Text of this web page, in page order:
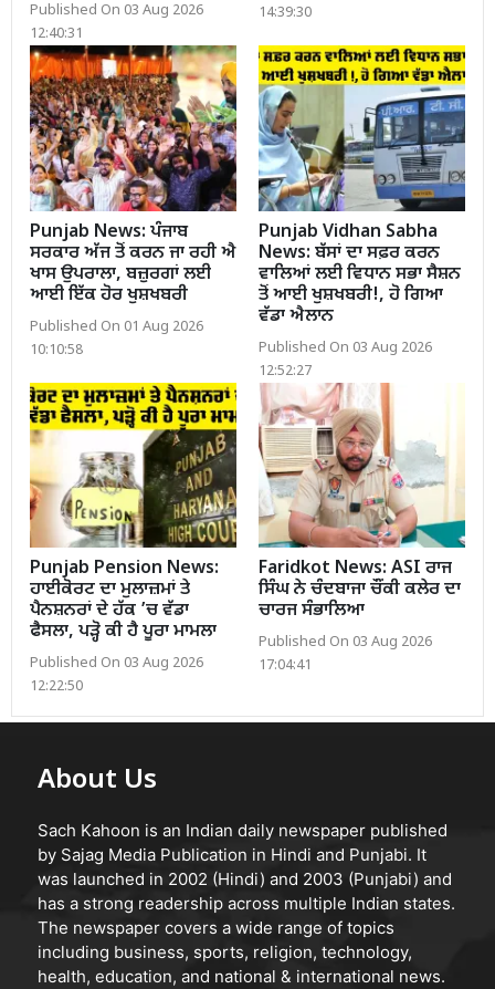
Published On 03 Aug 2026
12:40:31
14:39:30
Punjab News: ਪੰਜਾਬ
ਸਰਕਾਰ ਅੱਜ ਤੋਂ ਕਰਨ ਜਾ ਰਹੀ ਐ
ਖਾਸ ਉਪਰਾਲਾ, ਬਜ਼ੁਰਗਾਂ ਲਈ
ਆਈ ਇੱਕ ਹੋਰ ਖੁਸ਼ਖਬਰੀ
Published On 01 Aug 2026
10:10:58
Punjab Vidhan Sabha
News: ਬੱਸਾਂ ਦਾ ਸਫ਼ਰ ਕਰਨ
ਵਾਲਿਆਂ ਲਈ ਵਿਧਾਨ ਸਭਾ ਸੈਸ਼ਨ
ਤੋਂ ਆਈ ਖੁਸ਼ਖਬਰੀ!, ਹੋ ਗਿਆ
ਵੱਡਾ ਐਲਾਨ
Published On 03 Aug 2026
12:52:27
Punjab Pension News:
ਹਾਈਕੋਰਟ ਦਾ ਮੁਲਾਜ਼ਮਾਂ ਤੇ
ਪੈਨਸ਼ਨਰਾਂ ਦੇ ਹੱਕ ’ਚ ਵੱਡਾ
ਫੈਸਲਾ, ਪੜ੍ਹੋ ਕੀ ਹੈ ਪੂਰਾ ਮਾਮਲਾ
Published On 03 Aug 2026
12:22:50
Faridkot News: ASI ਰਾਜ
ਸਿੰਘ ਨੇ ਚੰਦਬਾਜਾ ਚੌਂਕੀ ਕਲੇਰ ਦਾ
ਚਾਰਜ ਸੰਭਾਲਿਆ
Published On 03 Aug 2026
17:04:41
About Us
Sach Kahoon is an Indian daily newspaper published
by Sajag Media Publication in Hindi and Punjabi. It
was launched in 2002 (Hindi) and 2003 (Punjabi) and
has a strong readership across multiple Indian states.
The newspaper covers a wide range of topics
including business, sports, religion, technology,
health, education, and national & international news.